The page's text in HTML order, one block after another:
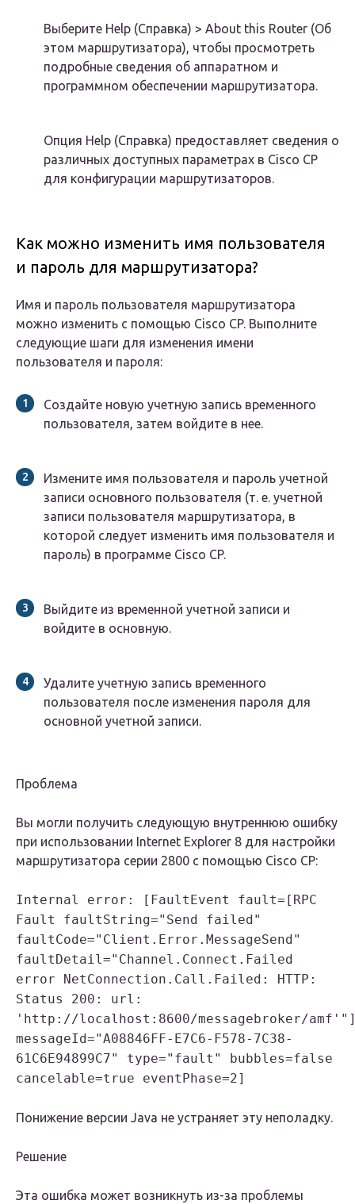
Выберите Help (Справка) > About this Router (Об
этом маршрутизатора), чтобы просмотреть
подробные сведения об аппаратном и
программном обеспечении маршрутизатора.
Опция Help (Справка) предоставляет сведения о
различных доступных параметрах в Cisco CP
для конфигурации маршрутизаторов.
Как можно изменить имя пользователя
и пароль для маршрутизатора?
Имя и пароль пользователя маршрутизатора
можно изменить с помощью Cisco CP. Выполните
следующие шаги для изменения имени
пользователя и пароля:
Создайте новую учетную запись временного
пользователя, затем войдите в нее.
Измените имя пользователя и пароль учетной
записи основного пользователя (т. е. учетной
записи пользователя маршрутизатора, в
которой следует изменить имя пользователя и
пароль) в программе Cisco CP.
Выйдите из временной учетной записи и
войдите в основную.
Удалите учетную запись временного
пользователя после изменения пароля для
основной учетной записи.
Проблема
Вы могли получить следующую внутреннюю ошибку
при использовании Internet Explorer 8 для настройки
маршрутизатора серии 2800 с помощью Cisco CP:
Internal error: [FaultEvent fault=[RPC
Fault faultString="Send failed"
faultCode="Client.Error.MessageSend"
faultDetail="Channel.Connect.Failed
error NetConnection.Call.Failed: HTTP:
Status 200: url:
'http://localhost:8600/messagebroker/
messageId="A08846FF-E7C6-F578-7C38-
61C6E94899C7" type="fault" bubbles=false
cancelable=true eventPhase=2]
Понижение версии Java не устраняет эту неполадку.
Решение
Эта ошибка может возникнуть из-за проблемы